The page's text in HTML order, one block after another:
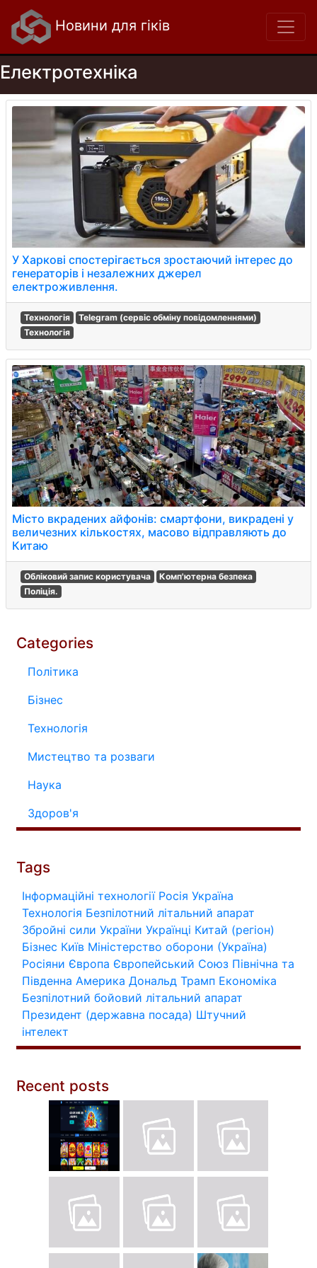
Новини для гіків
Електротехніка
У Харкові спостерігається зростаючий інтерес до
генераторів і незалежних джерел
електроживлення.
Технологія
Telegram (сервіс обміну повідомленнями)
Технологія
Місто вкрадених айфонів: смартфони, викрадені у
величезних кількостях, масово відправляють до
Китаю
Обліковий запис користувача
Комп'ютерна безпека
Поліція.
Categories
Політика
Бізнес
Технологія
Мистецтво та розваги
Наука
Здоров'я
Tags
Інформаційні технології Росія Україна
Технологія Безпілотний літальний апарат
Збройні сили України Українці Китай (регіон)
Бізнес Київ Міністерство оборони (Україна)
Росіяни Європа Європейський Союз Північна та
Південна Америка Дональд Трамп Економіка
Безпілотний бойовий літальний апарат
Президент (державна посада) Штучний
інтелект
Recent posts